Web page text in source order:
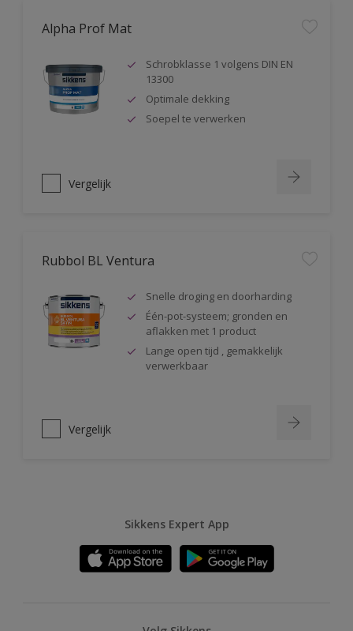
Alpha Prof Mat
Schrobklasse 1 volgens DIN EN
13300
Optimale dekking
Soepel te verwerken
Vergelijk
Rubbol BL Ventura
Snelle droging en doorharding
Één-pot-systeem; gronden en
aflakken met 1 product
Lange open tijd , gemakkelijk
verwerkbaar
Vergelijk
Sikkens Expert App